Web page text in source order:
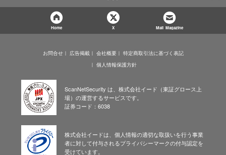
Home X Mail Magazine
お問合せ 広告掲載 会社概要
特定商取引法に基づく表記
個人情報保護方針
ScanNetSecurity は、株式会社イード（東証グロース上
場）の運営するサービスです。
証券コード：6038
株式会社イードは、個人情報の適切な取扱いを行う事業
者に対して付与されるプライバシーマークの付与認定を
受けています。